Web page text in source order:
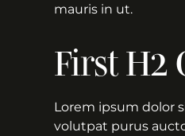
mauris in ut.
First H2
Lorem ipsum dolor
volutpat purus